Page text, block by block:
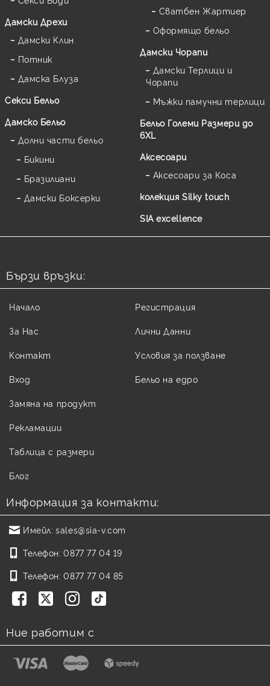
Дамски Дрехи
Дамски Клин
Потник
Дамска Блуза
Секси Бельо
Дамско Бельо
Долни части бельо
Бикини
Бразилиани
Дамски Боксерки
Сватбен Жартиер
Оформящо бельо
Дамски Чорапи
Дамски Терлици и
Чорапи
Мъжки памучни терлици
Бельо Големи Размери до
6XL
Аксесоари
Аксесоари за Коса
колекция Silky touch
SIA excellence
Бързи връзки:
Начало
За Нас
Контакт
Вход
Регистрация
Лични Данни
Условия за ползване
Бельо на едро
Замяна на продукт
Рекламации
Таблица с размери
Блог
Информация за контакти:
Имейл: sales@sia-v.com
Телефон: 0877 77 04 19
Телефон: 0877 77 04 85
Ние работим с